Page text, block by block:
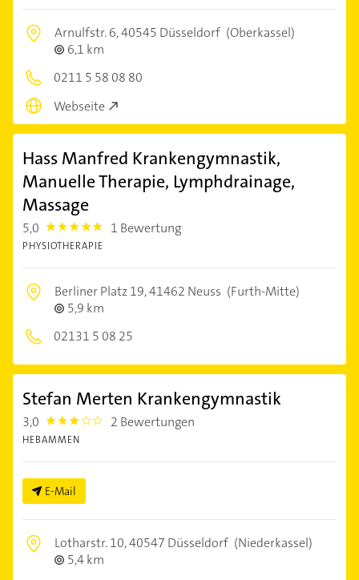
Arnulfstr. 6,40545 Düsseldorf (Oberkassel)
6,1 km
0211 5 58 08 80
Webseite
Hass Manfred Krankengymnastik,
Manuelle Therapie, Lymphdrainage,
Massage
5,0 5.0 1 Bewertung
PHYSIOTHERAPIE
Berliner Platz 19,41462 Neuss (Furth-Mitte)
5,9 km
02131 5 08 25
Stefan Merten Krankengymnastik
3,0 3.0 2 Bewertungen
HEBAMMEN
E-Mail
Lotharstr. 10,40547 Düsseldorf (Niederkassel)
5,4 km